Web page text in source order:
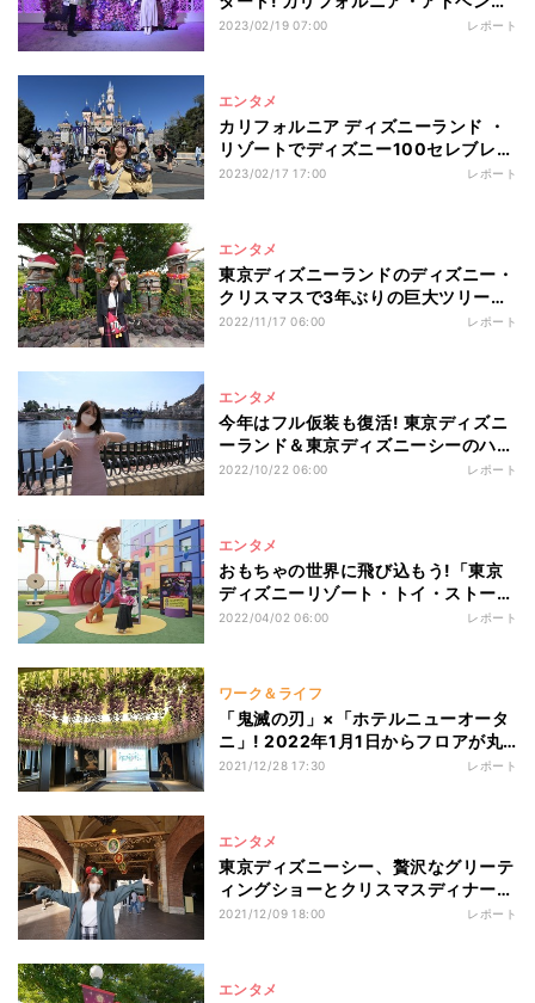
ャーの魅力を一挙紹介
2023/02/19 07:00 レポート
エンタメ
カリフォルニア ディズニーランド ・
リゾートでディズニー100セレブレー
ションがスタート!
2023/02/17 17:00 レポート
エンタメ
東京ディズニーランドのディズニー・
クリスマスで3年ぶりの巨大ツリー＆
パレードが復活!
2022/11/17 06:00 レポート
エンタメ
今年はフル仮装も復活! 東京ディズニ
ーランド＆東京ディズニーシーのハロ
ウィーンイベントを楽しもう
2022/10/22 06:00 レポート
エンタメ
おもちゃの世界に飛び込もう!「東京
ディズニーリゾート・トイ・ストーリ
ーホテル」内部を徹底紹介!
2022/04/02 06:00 レポート
ワーク＆ライフ
「鬼滅の刃」×「ホテルニューオータ
ニ」! 2022年1月1日からフロアが丸
ごと鬼滅の刃一色に!
2021/12/28 17:30 レポート
エンタメ
東京ディズニーシー、贅沢なグリーテ
ィングショーとクリスマスディナーを
堪能しよう
2021/12/09 18:00 レポート
エンタメ